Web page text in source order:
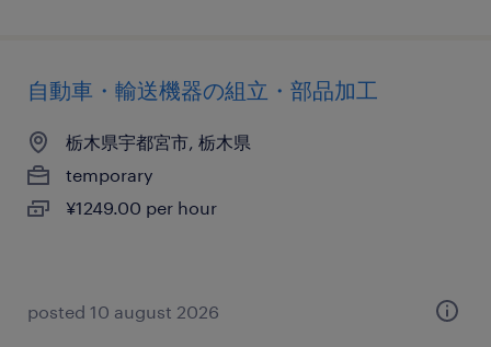
自動車・輸送機器の組立・部品加工
栃木県宇都宮市, 栃木県
temporary
¥1249.00 per hour
posted 10 august 2026